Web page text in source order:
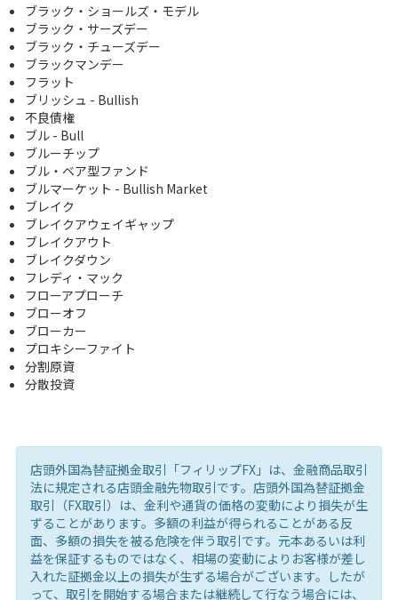
ブラック・ショールズ・モデル
ブラック・サーズデー
ブラック・チューズデー
ブラックマンデー
フラット
ブリッシュ - Bullish
不良債権
ブル - Bull
ブルーチップ
ブル・ベア型ファンド
ブルマーケット - Bullish Market
ブレイク
ブレイクアウェイギャップ
ブレイクアウト
ブレイクダウン
フレディ・マック
フローアプローチ
ブローオフ
ブローカー
プロキシーファイト
分割原資
分散投資
店頭外国為替証拠金取引「フィリップFX」は、金融商品取引
法に規定される店頭金融先物取引です。店頭外国為替証拠金
取引（FX取引）は、金利や通貨の価格の変動により損失が生
ずることがあります。多額の利益が得られることがある反
面、多額の損失を被る危険を伴う取引です。元本あるいは利
益を保証するものではなく、相場の変動によりお客様が差し
入れた証拠金以上の損失が生ずる場合がございます。したが
って、取引を開始する場合または継続して行なう場合には、